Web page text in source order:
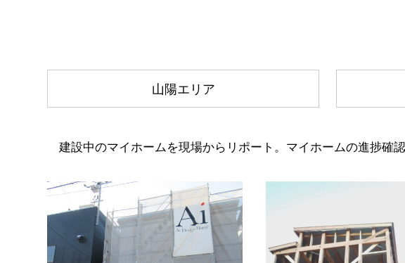
山陽エリア
建設中のマイホームを現場からリポート。マイホームの進捗確